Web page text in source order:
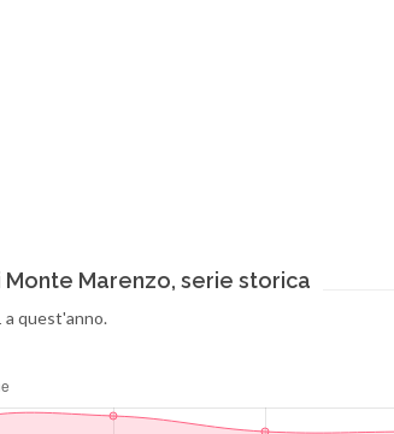
Monte Marenzo, serie storica
a quest'anno.